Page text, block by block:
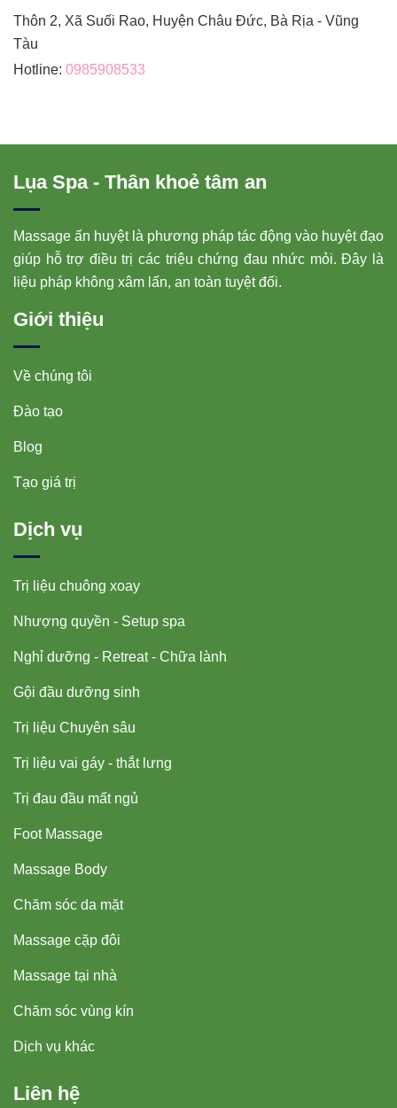
Thôn 2, Xã Suối Rao, Huyện Châu Đức, Bà Rịa - Vũng
Tàu
Hotline: 0985908533
Lụa Spa - Thân khoẻ tâm an
Massage ấn huyệt là phương pháp tác động vào huyệt đạo
giúp hỗ trợ điều trị các triệu chứng đau nhức mỏi. Đây là
liệu pháp không xâm lấn, an toàn tuyệt đối.
Giới thiệu
Về chúng tôi
Đào tạo
Blog
Tạo giá trị
Dịch vụ
Trị liệu chuông xoay
Nhượng quyền - Setup spa
Nghỉ dưỡng - Retreat - Chữa lành
Gội đầu dưỡng sinh
Trị liệu Chuyên sâu
Trị liệu vai gáy - thắt lưng
Trị đau đầu mất ngủ
Foot Massage
Massage Body
Chăm sóc da mặt
Massage cặp đôi
Massage tại nhà
Chăm sóc vùng kín
Dịch vụ khác
Liên hệ